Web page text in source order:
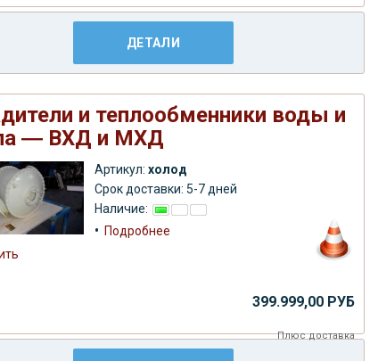
ДЕТАЛИ
и теплообменники воды и
― ВХД и МХД
Артикул: холод
Срок доставки: 5-7 дней
Наличие:
• Подробнее
399.999,00 РУБ
Плюсдоставка